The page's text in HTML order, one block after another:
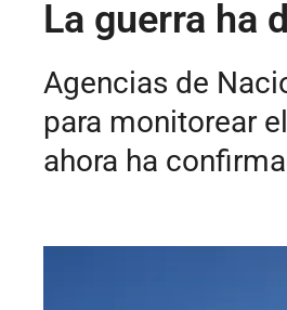
La guerra ha
Agencias de
para monitorear
ahora ha